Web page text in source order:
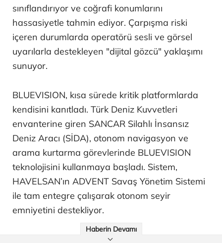
sınıflandırıyor ve coğrafi konumlarını
hassasiyetle tahmin ediyor. Çarpışma riski
içeren durumlarda operatörü sesli ve görsel
uyarılarla destekleyen "dijital gözcü" yaklaşımı
sunuyor.
BLUEVISION, kısa sürede kritik platformlarda
kendisini kanıtladı. Türk Deniz Kuvvetleri
envanterine giren SANCAR Silahlı İnsansız
Deniz Aracı (SİDA), otonom navigasyon ve
arama kurtarma görevlerinde BLUEVISION
teknolojisini kullanmaya başladı. Sistem,
HAVELSAN’ın ADVENT Savaş Yönetim Sistemi
ile tam entegre çalışarak otonom seyir
emniyetini destekliyor.
Haberin Devamı